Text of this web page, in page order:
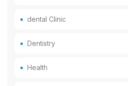
dental Clinic
Dentistry
Health